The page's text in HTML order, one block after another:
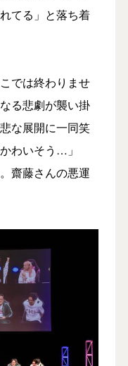
てる」と落ち着
では終わりませ
る悲劇が襲い掛
な展開に一同笑
わいそう…」
齋藤さんの悪運